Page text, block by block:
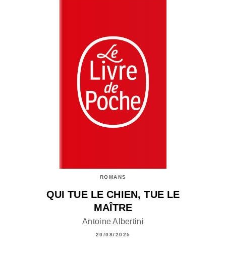
ROMANS
QUI TUE LE CHIEN, TUE LE
MAÎTRE
Antoine Albertini
20/08/2025